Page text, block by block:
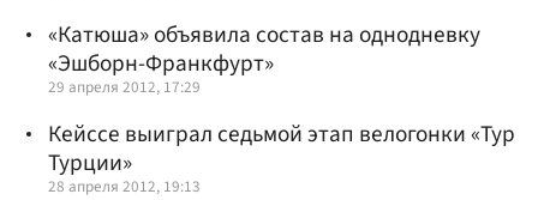
«Катюша» объявила состав на однодневку
«Эшборн-Франкфурт»
29 апреля 2012, 17:29
Кейссе выиграл седьмой этап велогонки «Тур
Турции»
28 апреля 2012, 19:13